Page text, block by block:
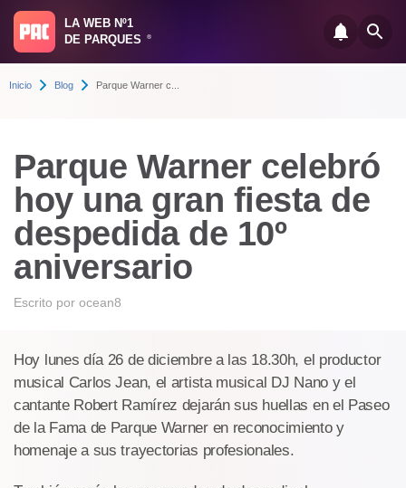
LA WEB Nº1
DE PARQUES
®
Inicio Blog Parque Warner c...
Parque Warner celebró
hoy una gran fiesta de
despedida de 10º
aniversario
Escrito por ocean8
Hoy lunes día 26 de diciembre a las 18.30h, el productor
musical Carlos Jean, el artista musical DJ Nano y el
cantante Robert Ramírez dejarán sus huellas en el Paseo
de la Fama de Parque Warner en reconocimiento y
homenaje a sus trayectorias profesionales.